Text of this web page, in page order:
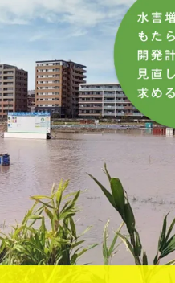
ゲーム・サービス開発
書籍・雑誌出版
チャレンジ
CAMPFIRE for
CAMPFIREふる